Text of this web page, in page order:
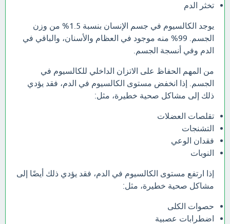
تخثر الدم
يوجد الكالسيوم في جسم الإنسان بنسبة 1.5% من وزن
الجسم. 99% منه موجود في العظام والأسنان، والباقي في
الدم وفي أنسجة الجسم.
من المهم الحفاظ على الاتزان الداخلي للكالسيوم في
الجسم. إذا انخفض مستوى الكالسيوم في الدم، فقد يؤدي
ذلك إلى مشاكل صحية خطيرة، مثل:
تقلصات العضلات
التشنجات
فقدان الوعي
النوبات
إذا ارتفع مستوى الكالسيوم في الدم، فقد يؤدي ذلك أيضًا إلى
مشاكل صحية خطيرة، مثل:
حصوات الكلى
اضطرابات عصبية